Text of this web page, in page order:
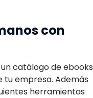
con
catálogo de ebooks
tu empresa. Además
herramientas